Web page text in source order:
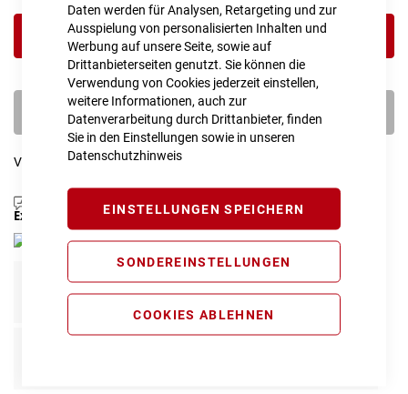
Daten werden für Analysen, Retargeting und zur
Ausspielung von personalisierten Inhalten und
Werbung auf unsere Seite, sowie auf
Drittanbieterseiten genutzt. Sie können die
Verwendung von Cookies jederzeit einstellen,
weitere Informationen, auch zur
Datenverarbeitung durch Drittanbieter, finden
Sie in den Einstellungen sowie in unseren
Datenschutzhinweis
EINSTELLUNGEN SPEICHERN
SONDEREINSTELLUNGEN
COOKIES ABLEHNEN
IN DEN WARENKORB
PROBEFAHRT VEREINBAREN
Vergleichsliste: hinzufügen |
Extra Schutz? Jetzt Tarife entdecken!
E-Bike Komplettschutz
179,00 € pro Jahr*
Info